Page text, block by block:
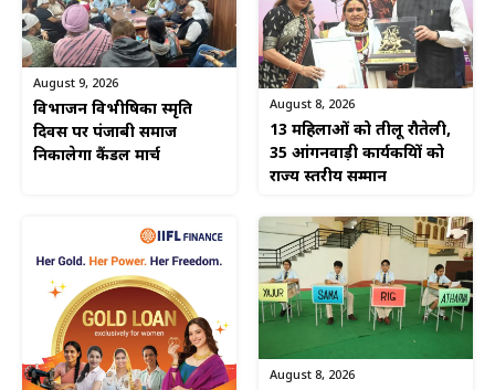
August 9, 2026
विभाजन विभीषिका स्मृति
दिवस पर पंजाबी समाज
निकालेगा कैंडल मार्च
August 8, 2026
13 महिलाओं को तीलू रौतेली,
35 आंगनवाड़ी कार्यकत्रियों को
राज्य स्तरीय सम्मान
August 8, 2026